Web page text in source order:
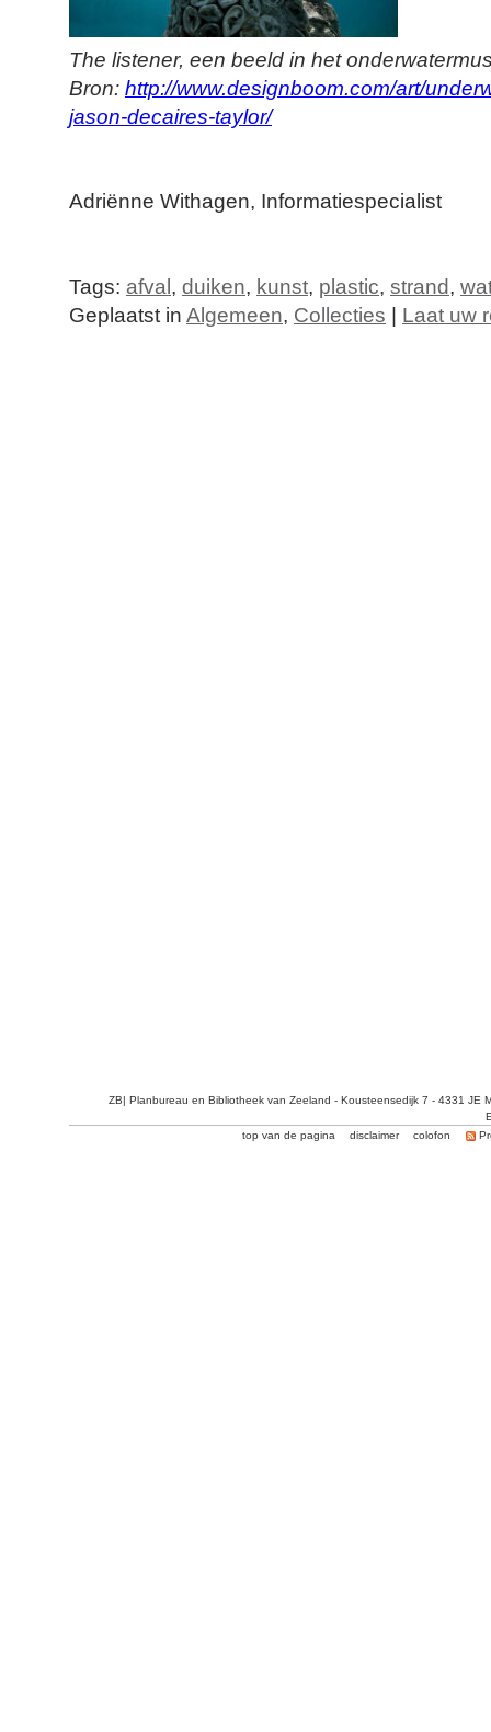
The listener, een beeld in het
Bron: http://www.designboom.com/art/
jason-decaires-taylor/
Adriënne Withagen, Informatiespecialist
Tags: afval , duiken, kunst, plastic, strand,
Geplaatst in Algemeen, Collecties Laat uw
ZB| Planbureau en Bibliotheek van Zeeland - Kousteensedijk 7 - 4331 JE
top van de pagina
disclaimer colofon